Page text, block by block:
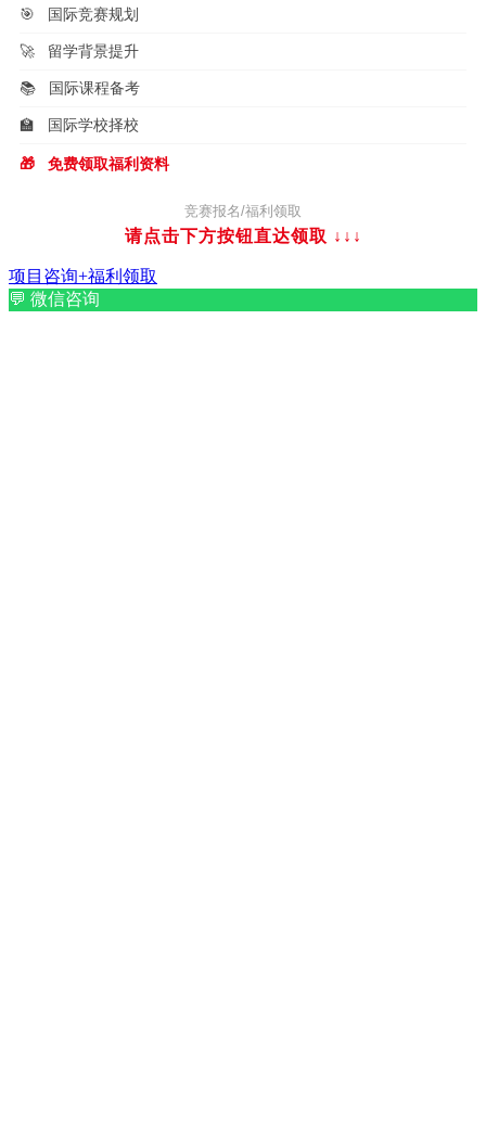
🎯 国际竞赛规划
🚀 留学背景提升
📚 国际课程备考
🏫 国际学校择校
🎁 免费领取福利资料
竞赛报名/福利领取
请点击下方按钮直达领取 ↓↓↓
项目咨询+福利领取
💬 微信咨询